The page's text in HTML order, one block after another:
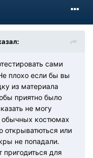
сами
плохо если бы вы
из материала
приятно было
не могу
обычных костюмах
открыватються или
не попадали.
для